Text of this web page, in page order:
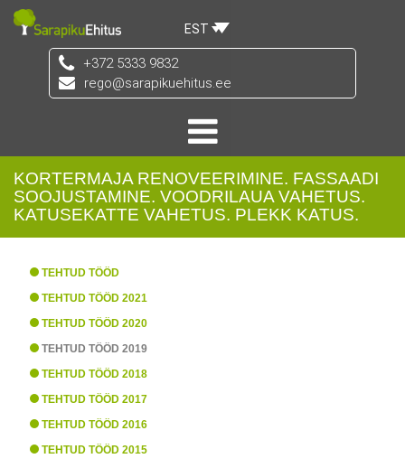
EST
+372 5333 9832
rego@sarapikuehitus.ee
KORTERMAJA RENOVEERIMINE. FASSAADI
SOOJUSTAMINE. VOODRILAUA VAHETUS.
KATUSEKATTE VAHETUS. PLEKK KATUS.
TEHTUD TÖÖD
TEHTUD TÖÖD 2021
TEHTUD TÖÖD 2020
TEHTUD TÖÖD 2019
TEHTUD TÖÖD 2018
TEHTUD TÖÖD 2017
TEHTUD TÖÖD 2016
TEHTUD TÖÖD 2015